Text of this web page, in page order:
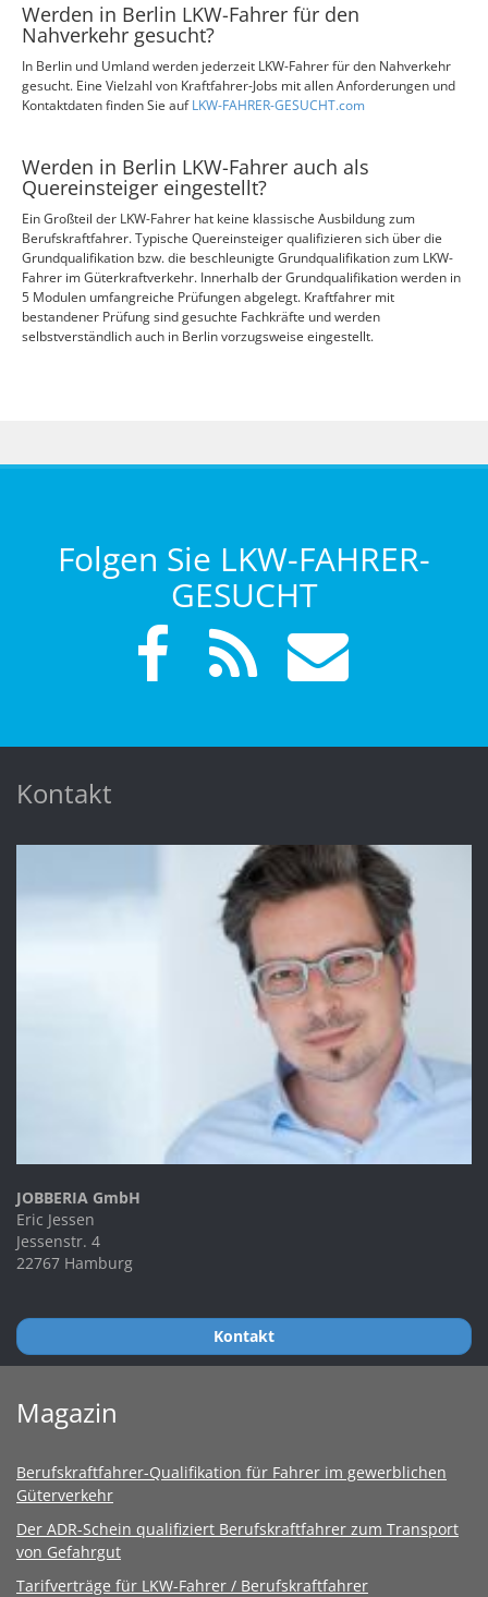
Werden in Berlin LKW-Fahrer für den
Nahverkehr gesucht?
In Berlin und Umland werden jederzeit LKW-Fahrer für den Nahverkehr
gesucht. Eine Vielzahl von Kraftfahrer-Jobs mit allen Anforderungen und
Kontaktdaten finden Sie aufLKW-FAHRER-GESUCHT.com
Werden in Berlin LKW-Fahrer auch als
Quereinsteiger eingestellt?
Ein Großteil der LKW-Fahrer hat keine klassische Ausbildung zum
Berufskraftfahrer. Typische Quereinsteiger qualifizieren sich über die
Grundqualifikation bzw. die beschleunigte Grundqualifikation zum LKW-
Fahrer im Güterkraftverkehr. Innerhalb der Grundqualifikation werden in
5 Modulen umfangreiche Prüfungen abgelegt. Kraftfahrer mit
bestandener Prüfung sind gesuchte Fachkräfte und werden
selbstverständlich auch in Berlin vorzugsweise eingestellt.
Folgen Sie LKW-FAHRER-
GESUCHT
Kontakt
JOBBERIA GmbH
Eric Jessen
Jessenstr. 4
22767 Hamburg
Kontakt
Magazin
Berufskraftfahrer-Qualifikation für Fahrer im gewerblichen
Güterverkehr
Der ADR-Schein qualifiziert Berufskraftfahrer zum Transport
von Gefahrgut
Tarifverträge für LKW-Fahrer / Berufskraftfahrer